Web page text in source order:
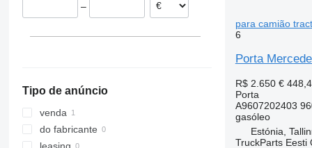
–
Tipo de anúncio
venda
do fabricante
para camião
6
Porta
R$ 2.650 €
Porta
A9607202403
gasóleo
Estónia,
TruckParts Eesti